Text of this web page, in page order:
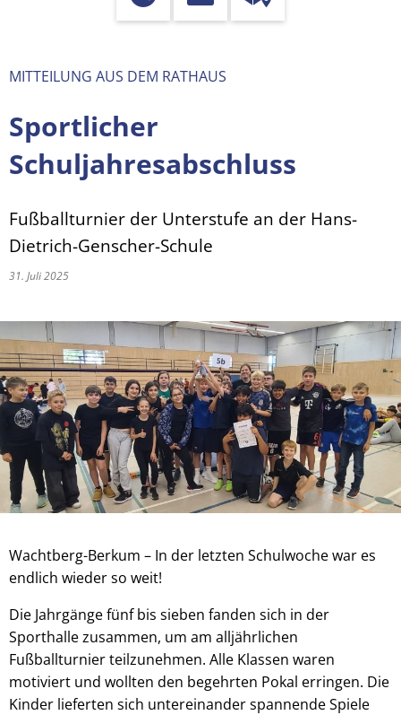
MITTEILUNG AUS DEM RATHAUS
Sportlicher
Schuljahresabschluss
Fußballturnier der Unterstufe an der Hans-
Dietrich-Genscher-Schule
31. Juli 2025
Wachtberg-Berkum – In der letzten Schulwoche war es
endlich wieder so weit!
Die Jahrgänge fünf bis sieben fanden sich in der
Sporthalle zusammen, um am alljährlichen
Fußballturnier teilzunehmen. Alle Klassen waren
motiviert und wollten den begehrten Pokal erringen. Die
Kinder lieferten sich untereinander spannende Spiele